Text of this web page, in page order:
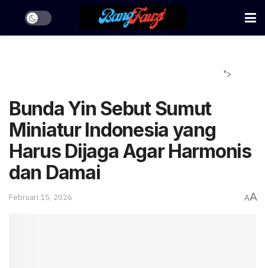
">
Bunda Yin Sebut Sumut
Miniatur Indonesia yang
Harus Dijaga Agar Harmonis
dan Damai
Februari 15, 2026 AA